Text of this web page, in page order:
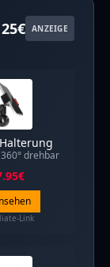
ANZEIGE
drehbar
€
Link